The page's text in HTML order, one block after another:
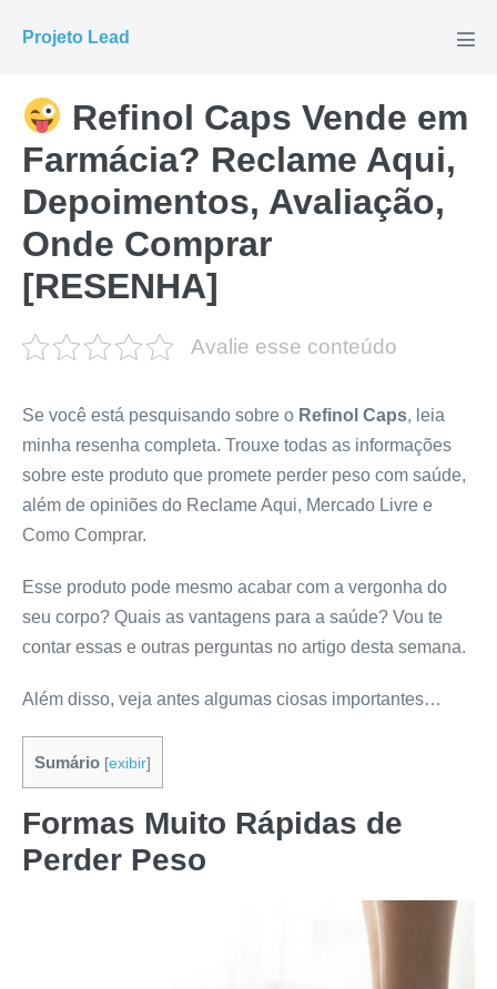
para
conteúdo
Projeto Lead
Refinol Caps Vende em
Farmácia? Reclame Aqui,
Depoimentos, Avaliação,
Onde Comprar
[RESENHA]
Avalie esse conteúdo
Se você está pesquisando sobre o Refinol Caps, leia
minha resenha completa. Trouxe todas as informações
sobre este produto que promete perder peso com saúde,
além de opiniões do Reclame Aqui, Mercado Livre e
Como Comprar.
Esse produto pode mesmo acabar com a vergonha do
seu corpo? Quais as vantagens para a saúde? Vou te
contar essas e outras perguntas no artigo desta semana.
Além disso, veja antes algumas ciosas importantes…
Sumário [exibir]
Formas Muito Rápidas de
Perder Peso